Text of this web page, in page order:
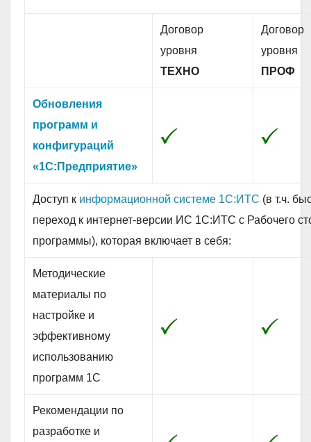
Договор
уровня
ТЕХНО
Договор
уровня
ПРОФ
Обновления
программ и
конфигураций
«1С:Предприятие»
Доступ к информационной системе 1С:ИТС (в т.ч.
переход к интернет-версии ИС 1С:ИТС с Рабочего
программы), которая включает в себя:
Методические
материалы по
настройке и
эффективному
использованию
программ 1С
Рекомендации по
разработке и